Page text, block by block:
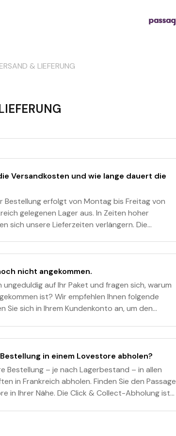
& LIEFERUNG
Versandkosten und wie lange dauert die
Bestellung erfolgt von Montag bis Freitag von
gelegenen Lager aus. In Zeiten hoher
sich unsere Lieferzeiten verlängern. Die
nicht angekommen.
auf Ihr Paket und fragen sich, warum
ist? Wir empfehlen Ihnen folgende
Sie sich in Ihrem Kundenkonto an, um den
in einem Lovestore abholen?
Bestellung – je nach Lagerbestand – in allen
in Frankreich abholen. Finden Sie den Passage
in Ihrer Nähe. Die Click & Collect-Abholung ist